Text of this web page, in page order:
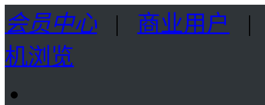
会员中心 | 商业用户
机浏览